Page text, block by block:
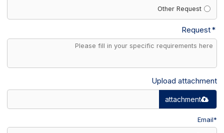
Other Request
Request
Upload attachment
attachment
*
Email